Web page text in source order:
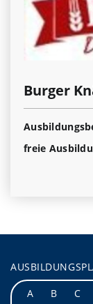
Burger
freie
A
B C